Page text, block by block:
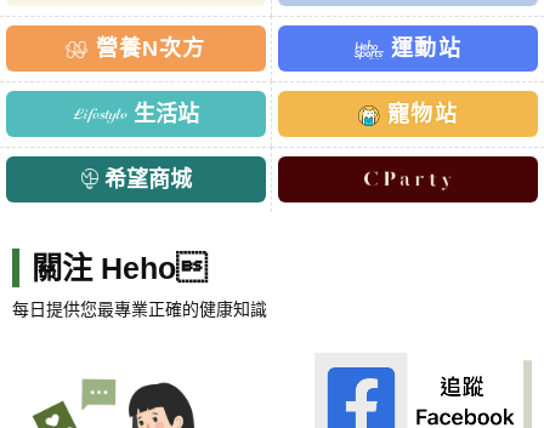
營養N次方 運動站
生活站 寵物站
希望商城
關注 Heho
每日提供您最專業正確的健康知識